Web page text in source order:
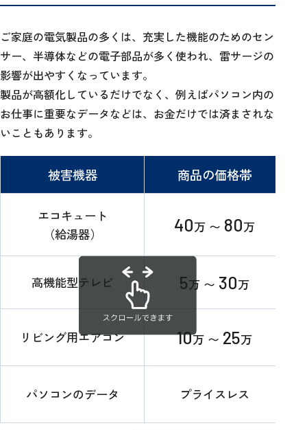
ご家庭の電気製品の多くは、充実した機能のためのセン
サー、半導体などの電子部品が多く使われ、雷サージの
影響が出やすくなっています。
製品が高額化しているだけでなく、例えばパソコン内の
お仕事に重要なデータなどは、お金だけでは済まされな
いこともあります。
被害機器 商品の価格帯
エコキュート
（給湯器）
40万 〜 80万
高機能型テレビ 5万 〜 30万
リビング用エアコン 10万 〜 25万
パソコンのデータ プライスレス